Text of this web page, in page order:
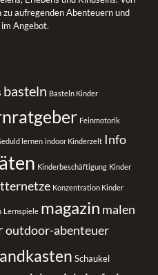
zu aufregenden Abenteuern und
Angebot.
basteln Basteln Kinder
Feinmotorik
lernen indoor Kinderzelt Info
Kinderbeschäftigung Kinder
Konzentration Kinder
Lernspiele magazin malen
outdoor-abenteuer
Schaukel